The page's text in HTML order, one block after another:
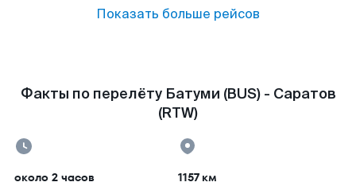
Показать больше рейсов
Факты по перелёту Батуми (BUS) - Саратов
(RTW)
около 2 часов 1157 км